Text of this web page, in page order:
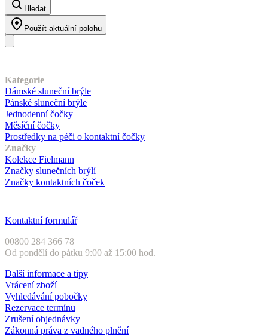
Hledat
Použít aktuální polohu
Kategorie
Dámské sluneční brýle
Pánské sluneční brýle
Jednodenní čočky
Měsíční čočky
Prostředky na péči o kontaktní čočky
Značky
Kolekce Fielmann
Značky slunečních brýlí
Značky kontaktních čoček
Kontaktní formulář
00800 284 366 78
Od pondělí do pátku 9:00 až 15:00 hod.
Další informace a tipy
Vrácení zboží
Vyhledávání pobočky
Rezervace termínu
Zrušení objednávky
Zákonná práva z vadného plnění